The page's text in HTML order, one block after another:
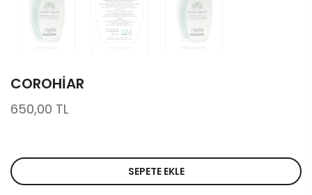
COROHİAR
650,00 TL
SEPETE EKLE